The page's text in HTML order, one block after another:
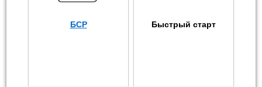
БСР Быстрый старт